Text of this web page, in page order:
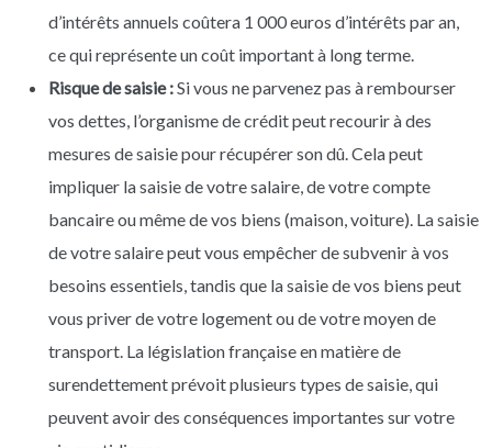
d’intérêts annuels coûtera 1 000 euros d’intérêts par an,
ce qui représente un coût important à long terme.
Risque de saisie :Si vous ne parvenez pas à rembourser
vos dettes, l’organisme de crédit peut recourir à des
mesures de saisie pour récupérer son dû. Cela peut
impliquer la saisie de votre salaire, de votre compte
bancaire ou même de vos biens (maison, voiture). La saisie
de votre salaire peut vous empêcher de subvenir à vos
besoins essentiels, tandis que la saisie de vos biens peut
vous priver de votre logement ou de votre moyen de
transport. La législation française en matière de
surendettement prévoit plusieurs types de saisie, qui
peuvent avoir des conséquences importantes sur votre